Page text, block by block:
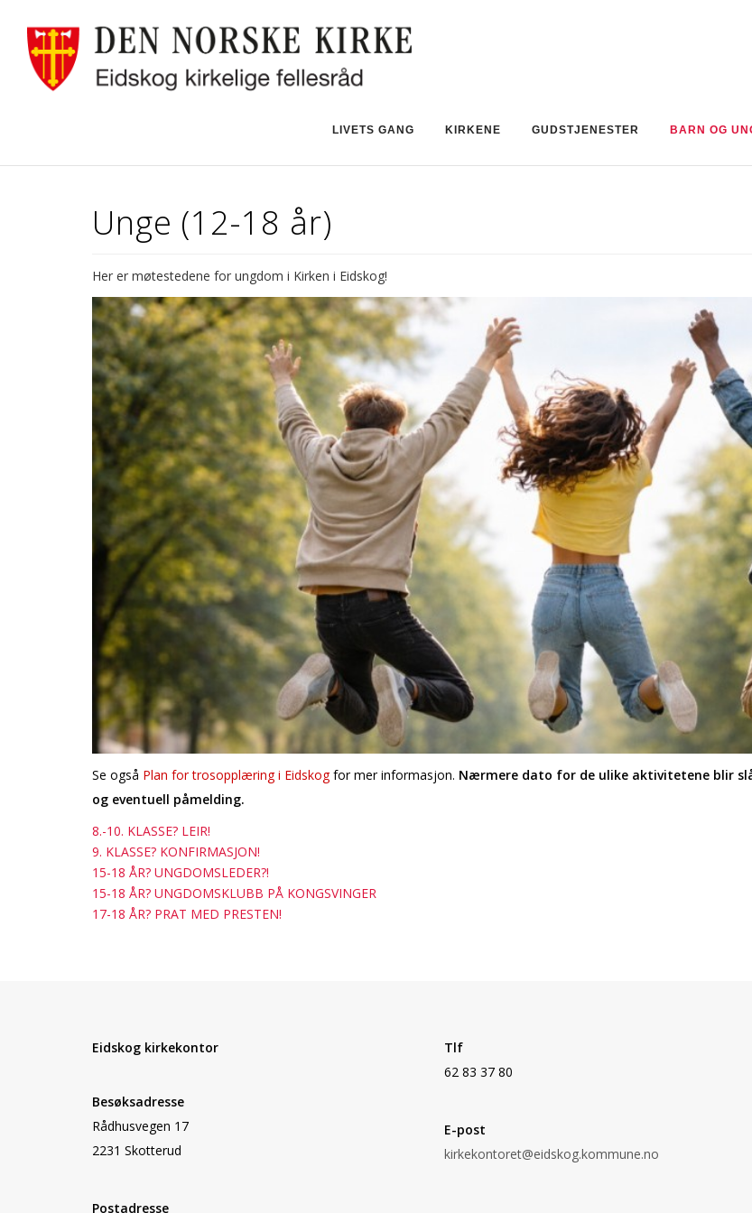
LIVETS GANG KIRKENE GUDSTJENESTER BARN OG
Unge (12-18 år)
Her er møtestedene for ungdom i Kirken i Eidskog!
Se også Plan for trosopplæring i Eidskogfor mer informasjon. Nærmere dato for de ulike aktivitetene blir
og eventuell påmelding.
8.-10. KLASSE? LEIR!
9. KLASSE? KONFIRMASJON!
15-18 ÅR? UNGDOMSLEDER?!
15-18 ÅR? UNGDOMSKLUBB PÅ KONGSVINGER
17-18 ÅR? PRAT MED PRESTEN!
Eidskog kirkekontor
Besøksadresse
Rådhusvegen 17
2231 Skotterud
Postadresse
Tlf
62 83 37 80
E-post
kirkekontoret@eidskog.kommune.no